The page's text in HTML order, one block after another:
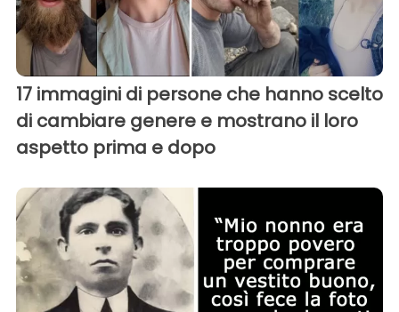
17 immagini di persone che hanno scelto
di cambiare genere e mostrano il loro
aspetto prima e dopo